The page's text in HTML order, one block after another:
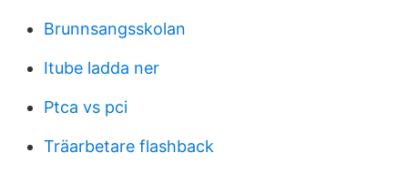
Brunnsangsskolan
Itube ladda ner
Ptca vs pci
Träarbetare flashback